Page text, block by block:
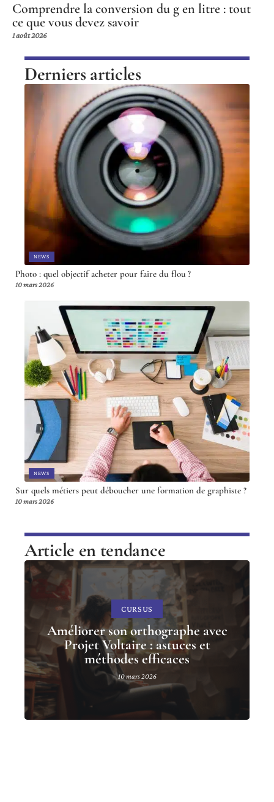
Comprendre la conversion du g en litre : tout
ce que vous devez savoir
1 août 2026
Derniers articles
NEWS
Photo : quel objectif acheter pour faire du flou ?
10 mars 2026
NEWS
Sur quels métiers peut déboucher une formation de graphiste ?
10 mars 2026
Article en tendance
CURSUS
Améliorer son orthographe avec
Projet Voltaire : astuces et
méthodes efficaces
10 mars 2026